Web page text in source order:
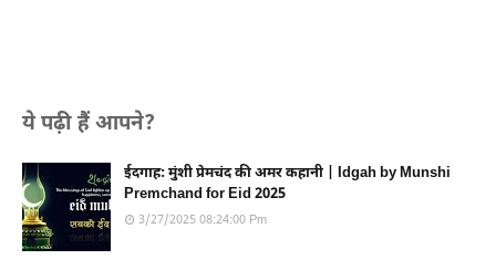
ये पढ़ी हैं आपने?
ईदगाह: मुंशी प्रेमचंद की अमर कहानी | Idgah by Munshi
Premchand for Eid 2025
3/27/2025 08:24:00 Pm